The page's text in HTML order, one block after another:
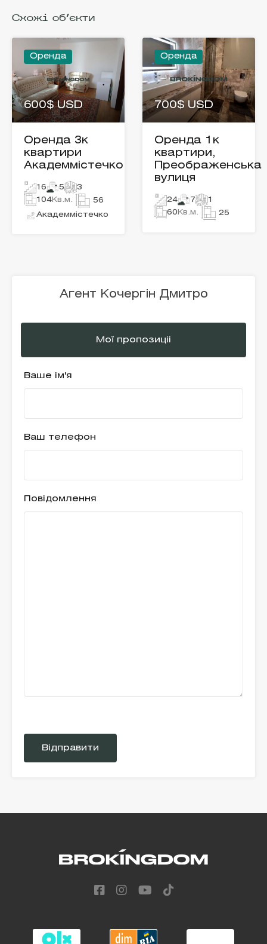
Схожі об'єкти
Оренда
600$ USD
Оренда 3к
квартири
Академмістечко
16 5
3
104Кв.м. 56
Академмістечко
Оренда
700$ USD
Оренда 1к
квартири,
Преображенська
вулиця
24 7
1
60 Кв.м. 25
Агент Кочергін Дмитро
Мої пропозиціі
Ваше ім'я
Ваш телефон
Повідомлення
leave
field